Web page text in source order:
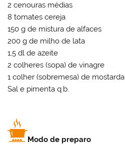
2 cenouras médias
8 tomates cereja
150 g de mistura de alfaces
200 g de milho de lata
1,5 dl de azeite
2 colheres (sopa) de vinagre
1 colher (sobremesa) de mostarda
Sal e pimenta q.b.
Modo de preparo